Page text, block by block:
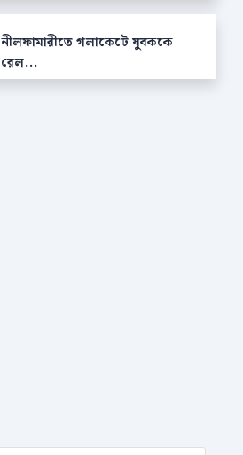
নীলফামারীতে গলাকেটে যুবককে
রেল...